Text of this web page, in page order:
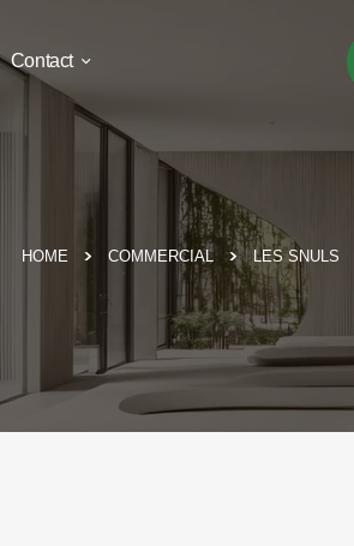
Contact
HOME COMMERCIAL LES SNULS